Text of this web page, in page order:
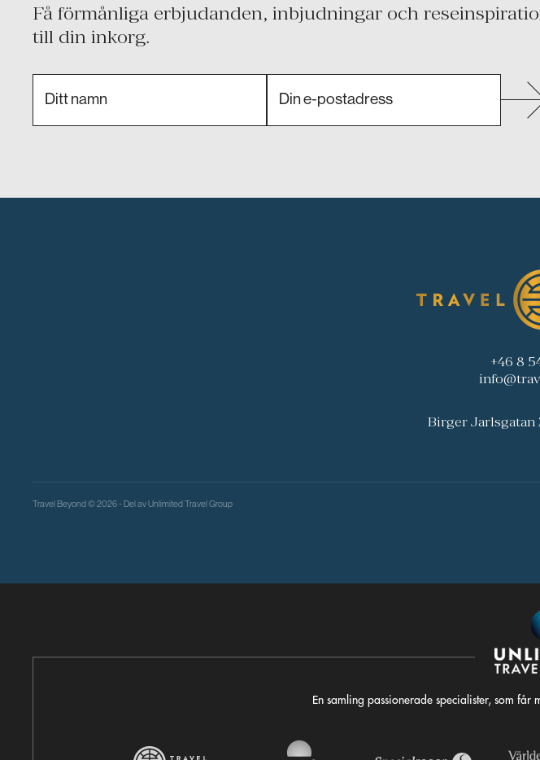
Få förmånliga erbjudanden, inbjudningar och
till din inkorg.
+46 8
Birger Jarlsgatan
Travel Beyond © 2026 - Del avUnlimited Travel Group
En samling passionerade specialister, som